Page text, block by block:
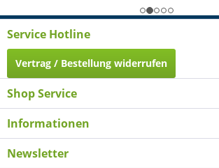
Service Hotline
Vertrag / Bestellung widerrufen
Shop Service
Informationen
Newsletter